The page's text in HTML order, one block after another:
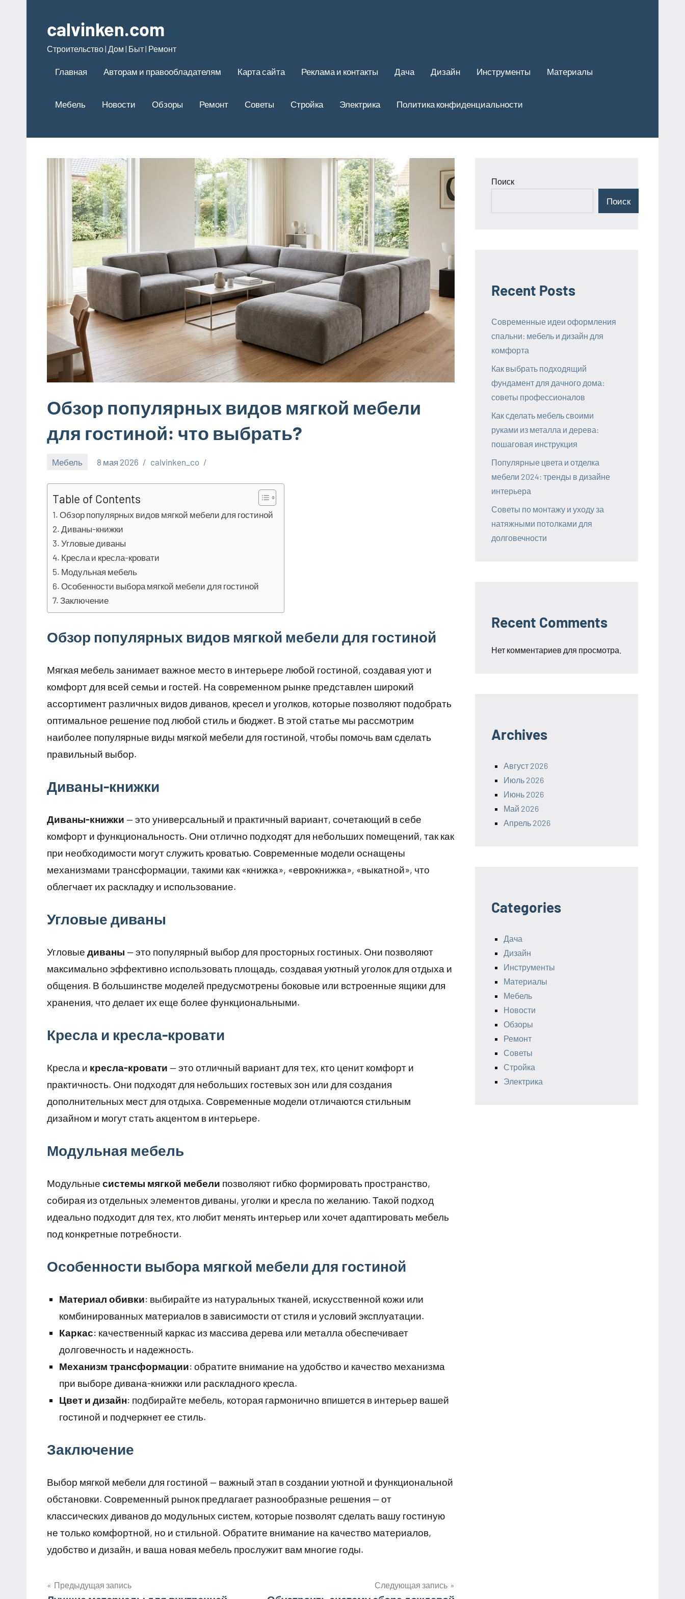
содержимому
calvinken.com
Строительство | Дом | Быт | Ремонт
Главная Авторам и правообладателям Карта сайта Реклама и контакты Дача Дизайн Инструменты Материалы
Мебель Новости Обзоры Ремонт Советы Стройка Электрика Политика конфиденциальности
Обзор популярных видов мягкой мебели
для гостиной: что выбрать?
Мебель 8 мая 2026 calvinken_co
Table of Contents
Обзор популярных видов мягкой мебели для гостиной
Диваны-книжки
Угловые диваны
Кресла и кресла-кровати
Модульная мебель
Особенности выбора мягкой мебели для гостиной
Заключение
Обзор популярных видов мягкой мебели для гостиной
Мягкая мебель занимает важное место в интерьере любой гостиной, создавая уют и
комфорт для всей семьи и гостей. На современном рынке представлен широкий
ассортимент различных видов диванов, кресел и уголков, которые позволяют подобрать
оптимальное решение под любой стиль и бюджет. В этой статье мы рассмотрим
наиболее популярные виды мягкой мебели для гостиной, чтобы помочь вам сделать
правильный выбор.
Диваны-книжки
Диваны-книжки — это универсальный и практичный вариант, сочетающий в себе
комфорт и функциональность. Они отлично подходят для небольших помещений, так как
при необходимости могут служить кроватью. Современные модели оснащены
механизмами трансформации, такими как «книжка», «еврокнижка», «выкатной», что
облегчает их раскладку и использование.
Угловые диваны
Угловые диваны — это популярный выбор для просторных гостиных. Они позволяют
максимально эффективно использовать площадь, создавая уютный уголок для отдыха и
общения. В большинстве моделей предусмотрены боковые или встроенные ящики для
хранения, что делает их еще более функциональными.
Кресла и кресла-кровати
Кресла и кресла-кровати — это отличный вариант для тех, кто ценит комфорт и
практичность. Они подходят для небольших гостевых зон или для создания
дополнительных мест для отдыха. Современные модели отличаются стильным
дизайном и могут стать акцентом в интерьере.
Модульная мебель
Модульные системы мягкой мебели позволяют гибко формировать пространство,
собирая из отдельных элементов диваны, уголки и кресла по желанию. Такой подход
идеально подходит для тех, кто любит менять интерьер или хочет адаптировать мебель
под конкретные потребности.
Особенности выбора мягкой мебели для гостиной
Материал обивки: выбирайте из натуральных тканей, искусственной кожи или
комбинированных материалов в зависимости от стиля и условий эксплуатации.
Каркас: качественный каркас из массива дерева или металла обеспечивает
долговечность и надежность.
Механизм трансформации: обратите внимание на удобство и качество механизма
при выборе дивана-книжки или раскладного кресла.
Цвет и дизайн: подбирайте мебель, которая гармонично впишется в интерьер вашей
гостиной и подчеркнет ее стиль.
Заключение
Выбор мягкой мебели для гостиной — важный этап в создании уютной и функциональной
обстановки. Современный рынок предлагает разнообразные решения — от
классических диванов до модульных систем, которые позволят сделать вашу гостиную
не только комфортной, но и стильной. Обратите внимание на качество материалов,
удобство и дизайн, и ваша новая мебель прослужит вам многие годы.
Предыдущая запись Следующая запись
Поиск
Поиск
Recent Posts
Современные идеи оформления
спальни: мебель и дизайн для
комфорта
Как выбрать подходящий
фундамент для дачного дома:
советы профессионалов
Как сделать мебель своими
руками из металла и дерева:
пошаговая инструкция
Популярные цвета и отделка
мебели 2024: тренды в дизайне
интерьера
Советы по монтажу и уходу за
натяжными потолками для
долговечности
Recent Comments
Нет комментариев для просмотра.
Archives
Август 2026
Июль 2026
Июнь 2026
Май 2026
Апрель 2026
Categories
Дача
Дизайн
Инструменты
Материалы
Мебель
Новости
Обзоры
Ремонт
Советы
Стройка
Электрика